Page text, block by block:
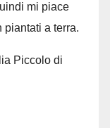
mi piace
piantati a terra.
Piccolo di